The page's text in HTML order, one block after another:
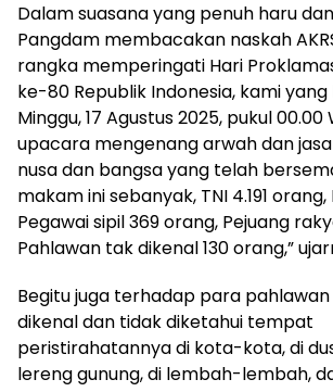
Dalam suasana yang penuh haru
Pangdam membacakan naskah
rangka memperingati Hari
ke-80 Republik Indonesia, kami yang
Minggu, 17 Agustus 2025, pukul 00.00
upacara mengenang arwah dan
nusa dan bangsa yang telah
makam ini sebanyak, TNI 4.191
Pegawai sipil 369 orang, Pejuang
Pahlawan tak dikenal 130 orang,”
Begitu juga terhadap para
dikenal dan tidak diketahui tempat
peristirahatannya di kota-kota, di
lereng gunung, di lembah-lembah,